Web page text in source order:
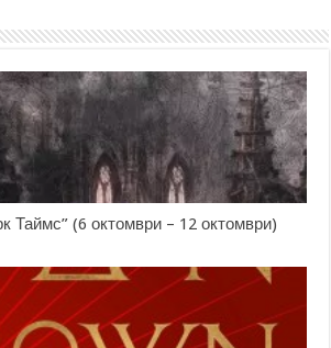
Таймс” (6 октомври – 12 октомври)